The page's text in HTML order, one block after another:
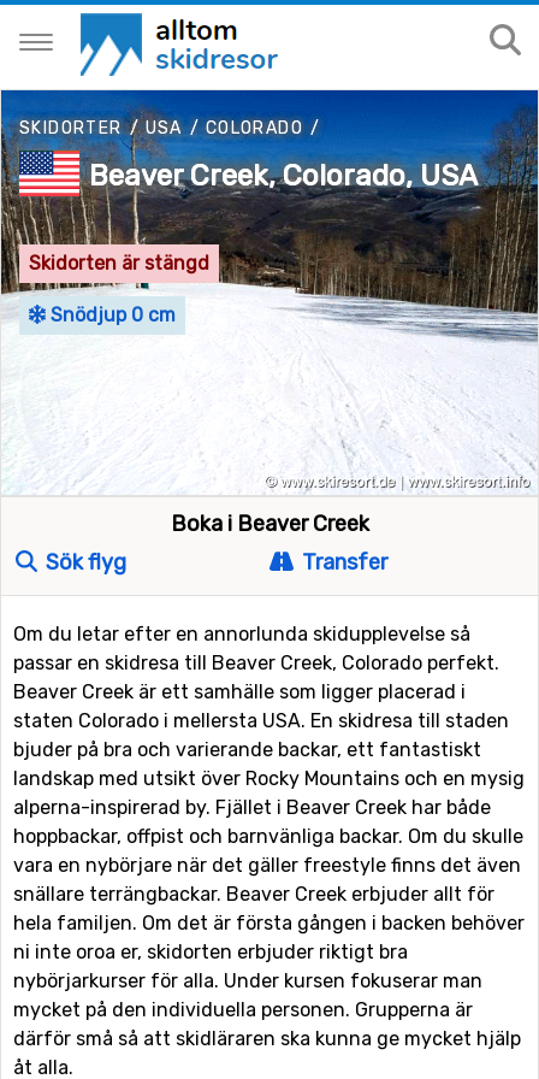
SKIDORTER/USA/COLORADO /
Beaver Creek, Colorado, USA
Skidorten är stängd
Snödjup 0 cm
Boka i Beaver Creek
Sök flyg
Transfer
Om du letar efter en annorlunda skidupplevelse så
passar en skidresa till Beaver Creek, Colorado perfekt.
Beaver Creek är ett samhälle som ligger placerad i
staten Colorado i mellersta USA. En skidresa till staden
bjuder på bra och varierande backar, ett fantastiskt
landskap med utsikt över Rocky Mountains och en mysig
alperna-inspirerad by. Fjället i Beaver Creek har både
hoppbackar, offpist och barnvänliga backar. Om du skulle
vara en nybörjare när det gäller freestyle finns det även
snällare terrängbackar. Beaver Creek erbjuder allt för
hela familjen. Om det är första gången i backen behöver
ni inte oroa er, skidorten erbjuder riktigt bra
nybörjarkurser för alla. Under kursen fokuserar man
mycket på den individuella personen. Grupperna är
därför små så att skidläraren ska kunna ge mycket hjälp
åt alla.